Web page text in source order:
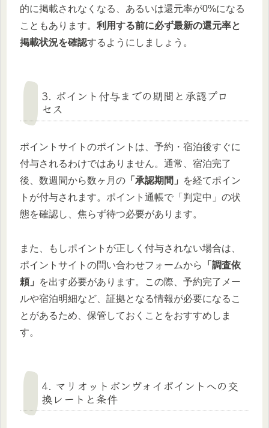
的に掲載されなくなる、あるいは還元率が0%になる
こともあります。 利用する前に必ず最新の還元率と
掲載状況を確認するようにしましょう。
3. ポイント付与までの期間と承認プロ
セス
ポイントサイトのポイントは、予約・宿泊後すぐに
付与されるわけではありません。通常、宿泊完了
後、数週間から数ヶ月の 「承認期間」
を経てポイン
トが付与されます。ポイント通帳で「判定中」の状
態を確認し、焦らず待つ必要があります。
また、もしポイントが正しく付与されない場合は、
ポイントサイトの問い合わせフォームから
「調査依
頼」
を出す必要があります。この際、予約完了メー
ルや宿泊明細など、証拠となる情報が必要になるこ
とがあるため、保管しておくことをおすすめしま
す。
4. マリオットボンヴォイポイントへの交
換レートと条件